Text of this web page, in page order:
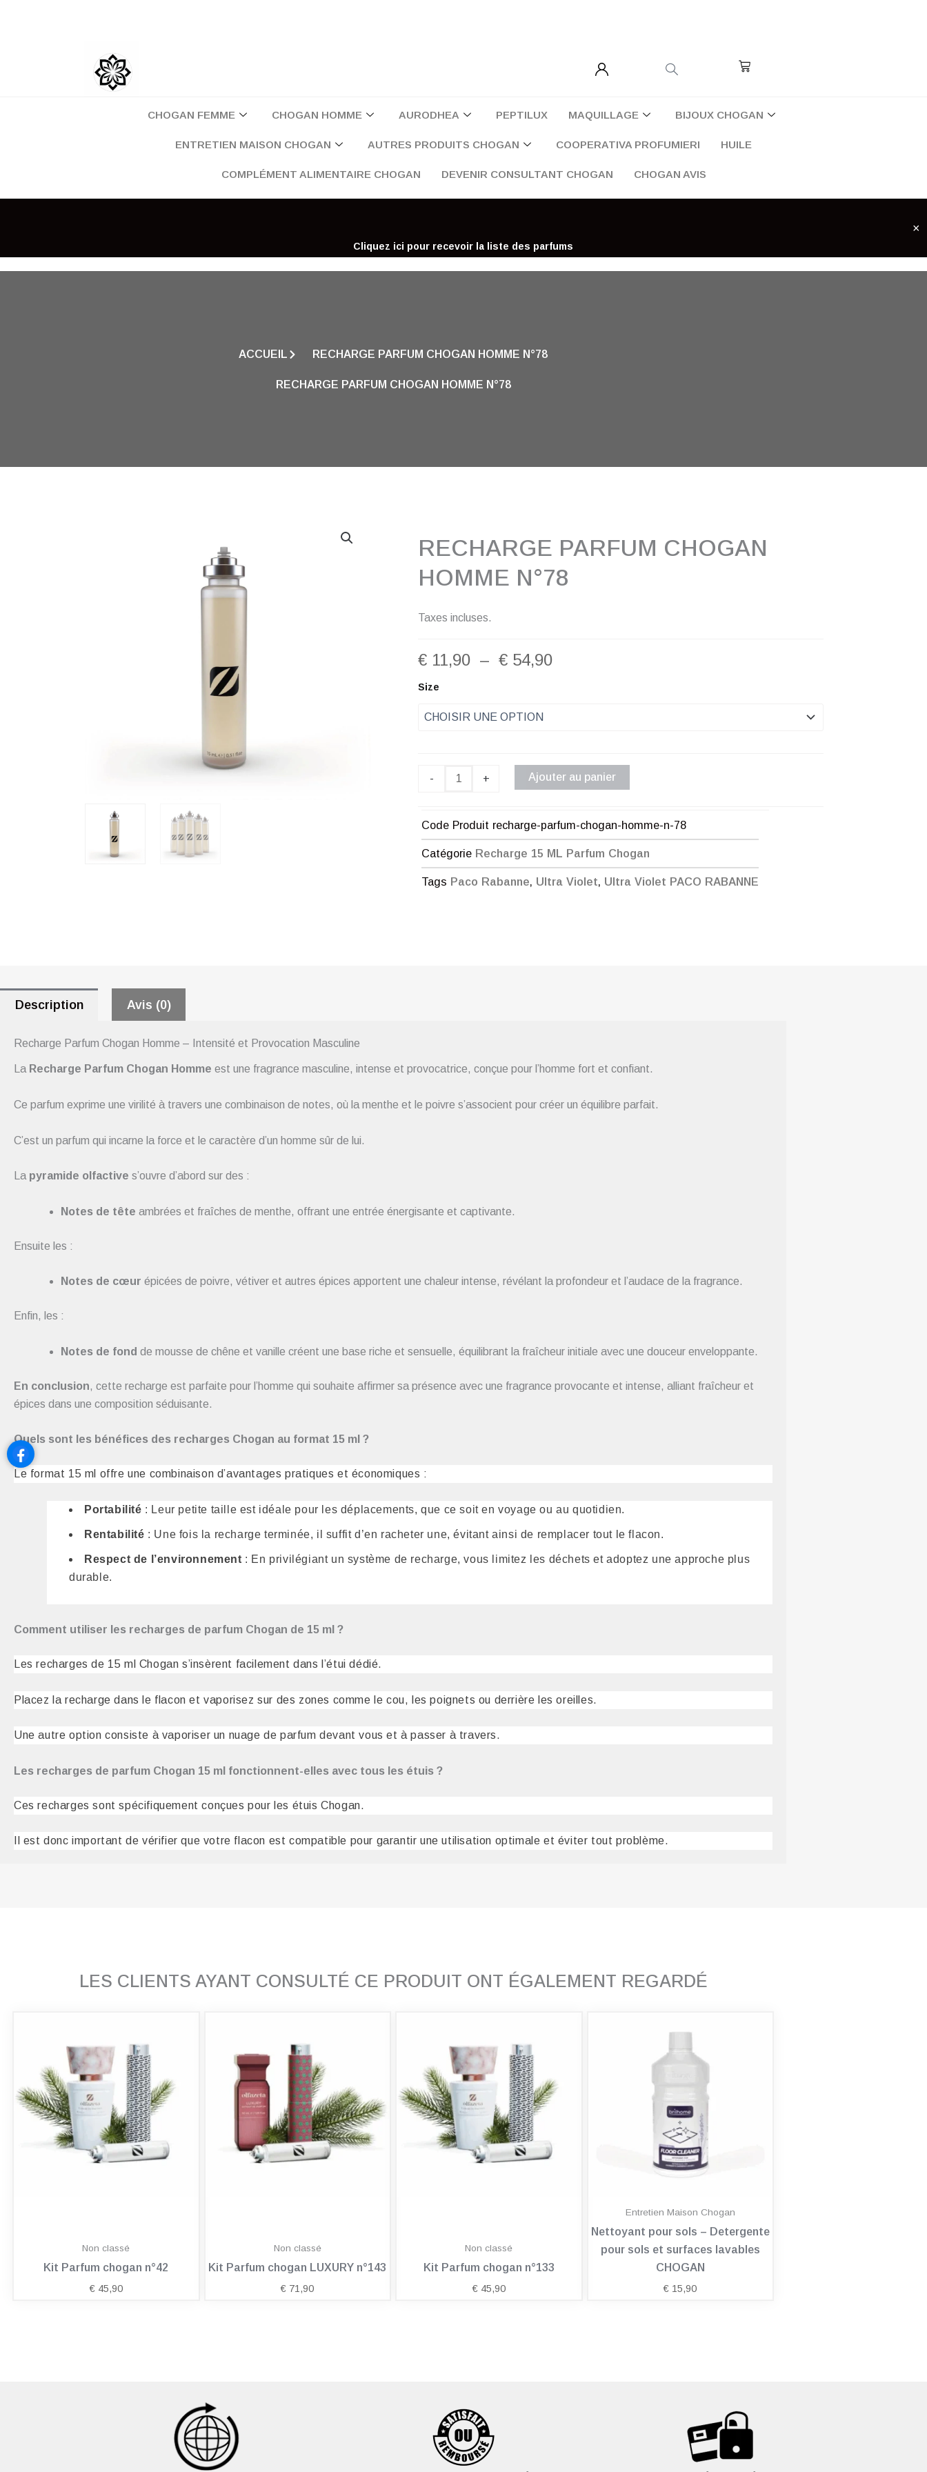
Cart
CHOGAN FEMME CHOGAN HOMME AURODHEA PEPTILUX MAQUILLAGE BIJOUX CHOGAN
ENTRETIEN MAISON CHOGAN AUTRES PRODUITS CHOGAN COOPERATIVA PROFUMIERI HUILE
COMPLÉMENT ALIMENTAIRE CHOGAN DEVENIR CONSULTANT CHOGAN CHOGAN AVIS
Cliquez ici pour recevoir la liste des parfums
×
ACCUEIL RECHARGE PARFUM CHOGAN HOMME N°78
RECHARGE PARFUM CHOGAN HOMME N°78
RECHARGE PARFUM CHOGAN
HOMME N°78
Taxes incluses.
€ 11,90 – € 54,90Plage
à
€ 54,90
Size
-
quantité
Recharge
Parfum
+ Ajouter au panier
Code Produit recharge-parfum-chogan-homme-n-78
Catégorie Recharge 15 ML Parfum Chogan
Tags Paco Rabanne, Ultra Violet, Ultra Violet PACO RABANNE
Description Avis (0)
Recharge Parfum Chogan Homme – Intensité et Provocation Masculine
La Recharge Parfum Chogan Homme est une fragrance masculine, intense et provocatrice, conçue pour l’homme fort et confiant.
Ce parfum exprime une virilité à travers une combinaison de notes, où la menthe et le poivre s’associent pour créer un équilibre parfait.
C’est un parfum qui incarne la force et le caractère d’un homme sûr de lui.
La pyramide olfactive s’ouvre d’abord sur des :
Notes de tête ambrées et fraîches de menthe, offrant une entrée énergisante et captivante.
Ensuite les :
Notes de cœur épicées de poivre, vétiver et autres épices apportent une chaleur intense, révélant la profondeur et l’audace de la fragrance.
Enfin, les :
Notes de fond de mousse de chêne et vanille créent une base riche et sensuelle, équilibrant la fraîcheur initiale avec une douceur enveloppante.
En conclusion, cette recharge est parfaite pour l’homme qui souhaite affirmer sa présence avec une fragrance provocante et intense, alliant fraîcheur et
épices dans une composition séduisante.
Quels sont les bénéfices des recharges Chogan au format 15 ml ?
Le format 15 ml offre une combinaison d’avantages pratiques et économiques :
Portabilité : Leur petite taille est idéale pour les déplacements, que ce soit en voyage ou au quotidien.
Rentabilité : Une fois la recharge terminée, il suffit d’en racheter une, évitant ainsi de remplacer tout le flacon.
Respect de l’environnement : En privilégiant un système de recharge, vous limitez les déchets et adoptez une approche plus
durable.
Comment utiliser les recharges de parfum Chogan de 15 ml ?
Les recharges de 15 ml Chogan s’insèrent facilement dans l’étui dédié.
Placez la recharge dans le flacon et vaporisez sur des zones comme le cou, les poignets ou derrière les oreilles.
Une autre option consiste à vaporiser un nuage de parfum devant vous et à passer à travers.
Les recharges de parfum Chogan 15 ml fonctionnent-elles avec tous les étuis ?
Ces recharges sont spécifiquement conçues pour les étuis Chogan.
Il est donc important de vérifier que votre flacon est compatible pour garantir une utilisation optimale et éviter tout problème.
LES CLIENTS AYANT CONSULTÉ CE PRODUIT ONT ÉGALEMENT REGARDÉ
Non classé
Kit Parfum chogan n°42
€ 45,90
Non classé
Kit Parfum chogan LUXURY n°143
€ 71,90
Non classé
Kit Parfum chogan n°133
€ 45,90
Entretien Maison Chogan
Nettoyant pour sols – Detergente
pour sols et surfaces lavables
CHOGAN
€ 15,90